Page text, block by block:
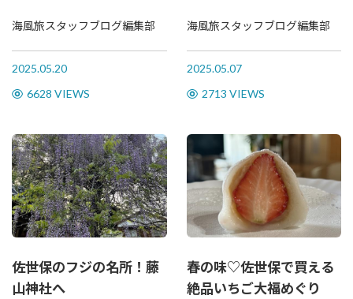
海風旅スタッフブログ編集部
2025.05.20
6628 VIEWS
チ♪
海風旅スタッフブログ編集部
2025.05.07
2713 VIEWS
佐世保のフジの名所！藤
山神社へ
春の味♡佐世保で買える
絶品いちご大福めぐり